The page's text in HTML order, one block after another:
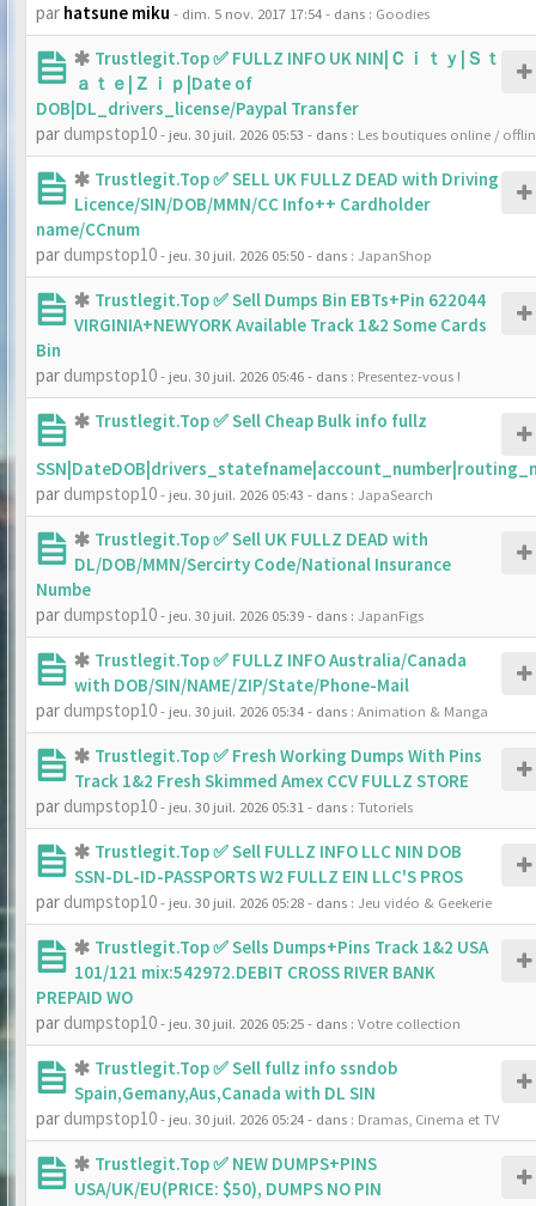
par hatsune miku - dim. 5 nov. 2017 17:54- dans : Goodies
Trustlegit.Top ✅ FULLZ INFO UK NIN|Ｃｉｔｙ|Ｓｔ
ａｔｅ|Ｚｉｐ|Date of
DOB|DL_drivers_license/Paypal Transfer
par dumpstop10- jeu. 30 juil. 2026 05:53 - dans : Les boutiques online /
Trustlegit.Top ✅ SELL UK FULLZ DEAD with Driving
Licence/SIN/DOB/MMN/CC Info++ Cardholder
name/CCnum
par dumpstop10- jeu. 30 juil. 2026 05:50- dans : JapanShop
Trustlegit.Top ✅ Sell Dumps Bin EBTs+Pin 622044
VIRGINIA+NEWYORK Available Track 1&2 Some Cards
Bin
par dumpstop10- jeu. 30 juil. 2026 05:46- dans : Presentez-vous !
Trustlegit.Top ✅ Sell Cheap Bulk info fullz
par dumpstop10- jeu. 30 juil. 2026 05:43 - dans : JapaSearch
Trustlegit.Top ✅ Sell UK FULLZ DEAD with
DL/DOB/MMN/Sercirty Code/National Insurance
Numbe
par dumpstop10- jeu. 30 juil. 2026 05:39- dans : JapanFigs
Trustlegit.Top ✅ FULLZ INFO Australia/Canada
with DOB/SIN/NAME/ZIP/State/Phone-Mail
par dumpstop10- jeu. 30 juil. 2026 05:34- dans : Animation & Manga
Trustlegit.Top ✅ Fresh Working Dumps With Pins
Track 1&2 Fresh Skimmed Amex CCV FULLZ STORE
par dumpstop10- jeu. 30 juil. 2026 05:31 - dans : Tutoriels
Trustlegit.Top ✅ Sell FULLZ INFO LLC NIN DOB
SSN-DL-ID-PASSPORTS W2 FULLZ EIN LLC'S PROS
par dumpstop10- jeu. 30 juil. 2026 05:28- dans : Jeu vidéo & Geekerie
Trustlegit.Top ✅ Sells Dumps+Pins Track 1&2 USA
101/121 mix:542972.DEBIT CROSS RIVER BANK
PREPAID WO
par dumpstop10- jeu. 30 juil. 2026 05:25- dans : Votre collection
Trustlegit.Top ✅ Sell fullz info ssndob
Spain,Gemany,Aus,Canada with DL SIN
par dumpstop10- jeu. 30 juil. 2026 05:24- dans : Dramas, Cinema et TV
Trustlegit.Top ✅ NEW DUMPS+PINS
USA/UK/EU(PRICE: $50), DUMPS NO PIN